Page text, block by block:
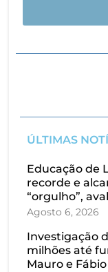
ÚLTIMAS
Educação de
recorde e
“orgulho”,
Agosto 6, 2026
Investigação
milhões até
Mauro e Fábio